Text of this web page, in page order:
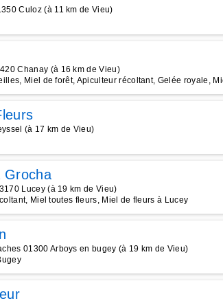
Culoz (à 11 km de Vieu)
Chanay (à 16 km de Vieu)
Miel de forêt, Apiculteur récoltant, Gelée royale,
(à 17 km de Vieu)
Grocha
Lucey (à 19 km de Vieu)
Miel toutes fleurs, Miel de fleurs à Lucey
01300 Arboys en bugey (à 19 km de Vieu)